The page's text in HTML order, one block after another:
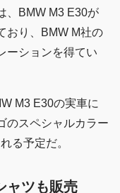
、BMW M3 E30が
おり、BMW M社の
ーションを得てい
M3 E30の実車に
のスペシャルカラー
る予定だ。
ャツも販売